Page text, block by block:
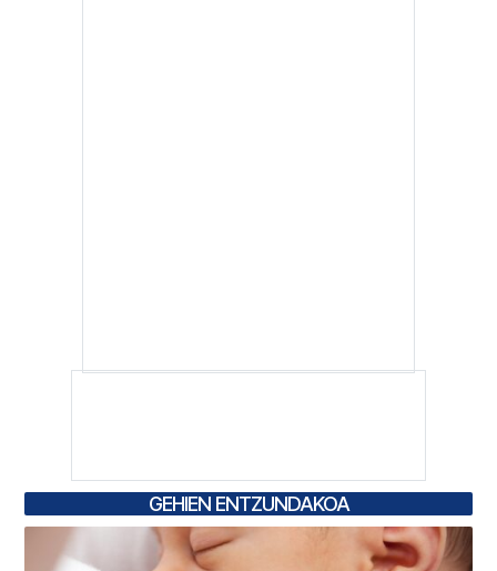
GEHIEN ENTZUNDAKOA